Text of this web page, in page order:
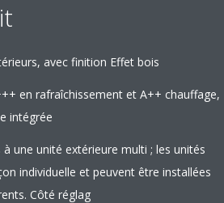
avec finition Effet bois
en rafraîchissement et A++ chauffage,
intégrée
une unité extérieure multi ; les unités
individuelle et peuvent être installées
Côté réglag